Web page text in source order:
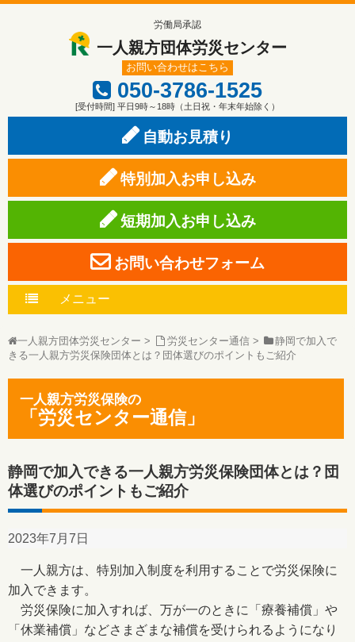
労働局承認
一人親方団体労災センター
お問い合わせはこちら
050-3786-1525
[受付時間] 平日9時～18時（土日祝・年末年始除く）
自動お見積り
特別加入お申し込み
短期加入お申し込み
お問い合わせフォーム
メニュー
一人親方団体労災センター > 労災センター通信>
静岡で加入で
きる一人親方労災保険団体とは？団体選びのポイントもご紹介
一人親方労災保険の
「労災センター通信」
静岡で加入できる一人親方労災保険団体とは？団
体選びのポイントもご紹介
2023年7月7日
一人親方は、特別加入制度を利用することで労災保険に
加入できます。
労災保険に加入すれば、万が一のときに「療養補償」や
「休業補償」などさまざまな補償を受けられるようになり